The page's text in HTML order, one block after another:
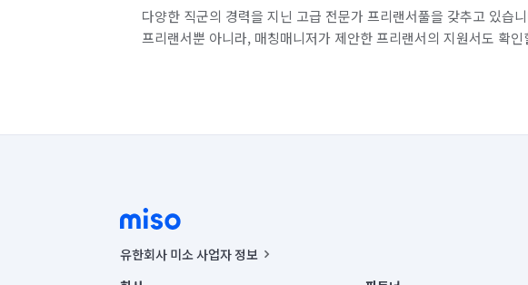
다양한 직군의 경력을 지닌 고급 전문가 프리랜서풀을 갖추고 있습
프리랜서뿐 아니라, 매칭매니저가 제안한 프리랜서의 지원서도 확인
유한회사 미소 사업자 정보
사업자등록번호 : 291-87-00271 | 인허가번호 : 2016-3220163-14-5-00019 |